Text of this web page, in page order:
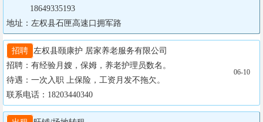
地址：左权县石匣高速口拥军路
招聘
左权县颐康护 居家养老服务有限公司
招聘：有经验月嫂，保姆，养老护理员数名。
待遇：一次入职 上保险，工资月发不拖欠。
联系电话：18203440340
06-10